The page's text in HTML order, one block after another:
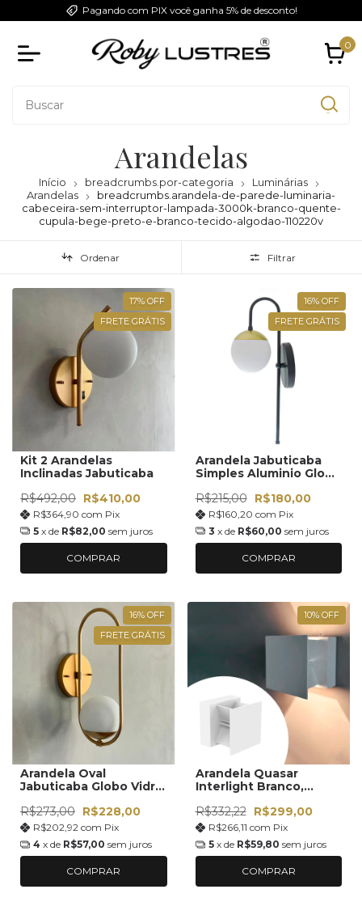
Pagando com PIX você ganha 5% de desconto!
0
Arandelas
Início breadcrumbs.por-categoria
Luminárias
Arandelas
breadcrumbs.arandela-de-parede-luminaria-
cabeceira-sem-interruptor-lampada-3000k-branco-quente-
cupula-bege-preto-e-branco-tecido-algodao-110220v
Ordenar Filtrar
17% OFF
FRETE GRÁTIS
Kit 2 Arandelas
Inclinadas Jabuticaba
R$492,00 R$410,00
R$364,90 com Pix
5 x de R$82,00 sem juros
COMPRAR
16% OFF
FRETE GRÁTIS
Arandela Jabuticaba
Simples Aluminio Globo
R$215,00 R$180,00
R$160,20 com Pix
3 x de R$60,00 sem juros
COMPRAR
16% OFF
FRETE GRÁTIS
Arandela Oval
Jabuticaba Globo Vidro
R$273,00 R$228,00
R$202,92 com Pix
4 x de R$57,00 sem juros
COMPRAR
10% OFF
Arandela Quasar
Interlight Branco,
R$332,22 R$299,00
R$266,11 com Pix
5 x de R$59,80 sem juros
COMPRAR